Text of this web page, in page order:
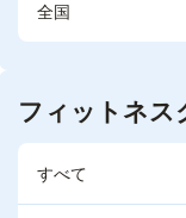
全国
フィットネス
すべて